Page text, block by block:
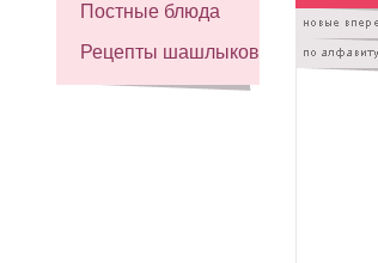
Постные блюда
Рецепты шашлыков